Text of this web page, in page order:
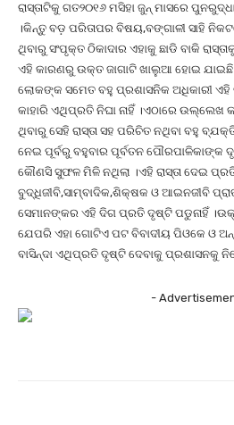
ରାସ୍ତାଟିକୁ ଗତ୨୦୧୬ ମସିହା ଜୁନ୍ ମାସରେ
।କିନ୍ତୁ ବଡ଼ ପରିତାପର ବିଷୟ,ବଙ୍ଗାଳୀ ସାହି
ଥିବାରୁ ସଂପୃକ୍ତ ଠିକାଦାର ଏହାକୁ ଛାଡି ବାକି
ଏହି କାରଣରୁ ଉକ୍ତ ଜାଗାଟି ଖାଲୁଆ ହୋଇ
ଲୋକଙ୍କ ସମେତ ବହୁ ପ୍ରଶାସନିକ ଅଧିକାରୀ
କାହାରି ଏଥିପ୍ରତି ନିଘା ନାହିଁ ।ଏଠାରେ ଉଲ୍ଲେଖ
ଥିବାରୁ ସେହି ରାସ୍ତା ସହ ପରିଚିତ ନଥିବା ବହୁ
ନେଇ ପୂର୍ବରୁ ବହୁବାର ପୂର୍ବତନ
କୌଣସି ସୁଫଳ ମିଳି ନଥିଲା ।ଏହି ରାସ୍ତା ଦେଇ
ବୁଦ୍ଧିଜୀବି,ସାମ୍ବାଦିକ,ଶିକ୍ଷକ ଓ ଆଇନଜୀବି
ସେମାନଙ୍କର ଏହି ଦିଗ ପ୍ରତି ଦୃଷ୍ଟି ପଡୁନାହିଁ
ଯେପରି ଏହା ଗୋଟିଏ ପଟ ବିବାଦୀୟ ପିଓକେ ଓ
ବାସିନ୍ଦା ଏଥିପ୍ରତି ଦୃଷ୍ଟି ଦେବାକୁ ପ୍ରଶାସନକୁ
-